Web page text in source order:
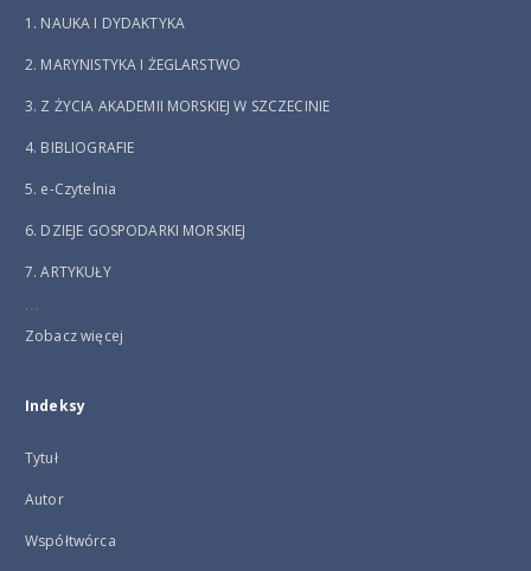
1. NAUKA I DYDAKTYKA
2. MARYNISTYKA I ŻEGLARSTWO
3. Z ŻYCIA AKADEMII MORSKIEJ W SZCZECINIE
4. BIBLIOGRAFIE
5. e-Czytelnia
6. DZIEJE GOSPODARKI MORSKIEJ
7. ARTYKUŁY
...
Zobacz więcej
Indeksy
Tytuł
Autor
Współtwórca